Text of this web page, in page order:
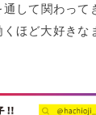
して関わって
ほど大好きな